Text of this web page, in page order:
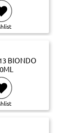
BIONDO